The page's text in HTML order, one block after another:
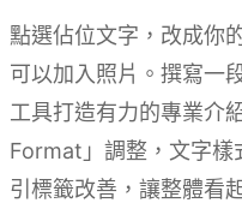
點選佔位文字，改成你
可以加入照片。撰寫一
工具打造有力的專業介
Format」調整，文字樣
引標籤改善，讓整體看